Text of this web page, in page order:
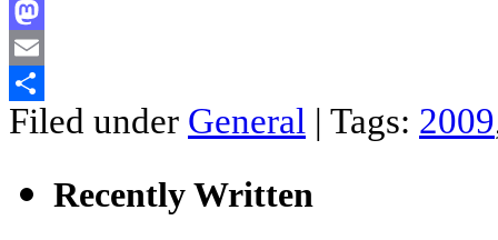
Facebook
Mastodon
Email
Compartir
Filed under General | Tags: 2009
Recently Written